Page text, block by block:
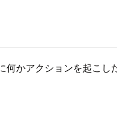
かアクションを起こし